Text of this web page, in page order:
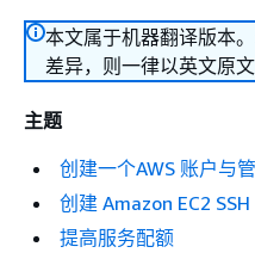
本文属于机器翻译版本
差异，则一律以英文原文
主题
创建一个AWS 账户与
创建 Amazon EC2
提高服务配额